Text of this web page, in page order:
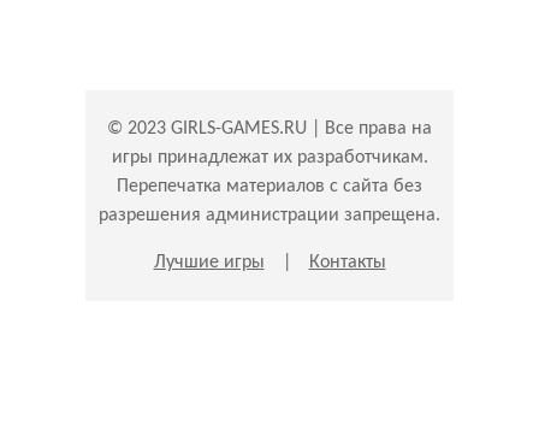
© 2023 GIRLS-GAMES.RU | Все права на
игры принадлежат их разработчикам.
Перепечатка материалов с сайта без
разрешения администрации запрещена.
Лучшие игры Контакты